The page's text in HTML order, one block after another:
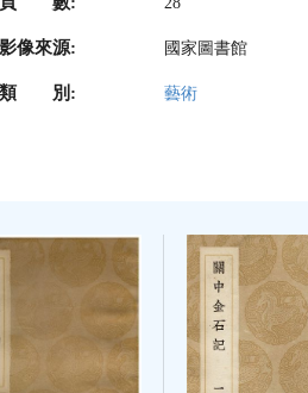
影像來源: 國家圖書館
類 別: 藝術